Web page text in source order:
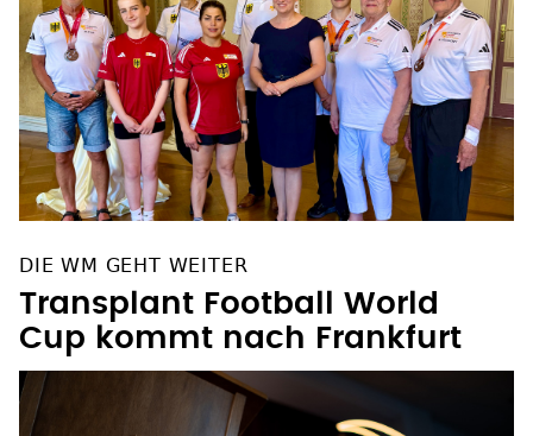
DIE WM GEHT WEITER
Transplant Football World
Cup kommt nach Frankfurt